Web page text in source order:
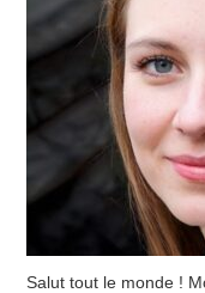
Salut tout le monde !